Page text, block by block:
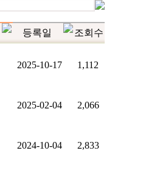
등록일 조회수
2025-10-17 1,112
2025-02-04 2,066
2024-10-04 2,833